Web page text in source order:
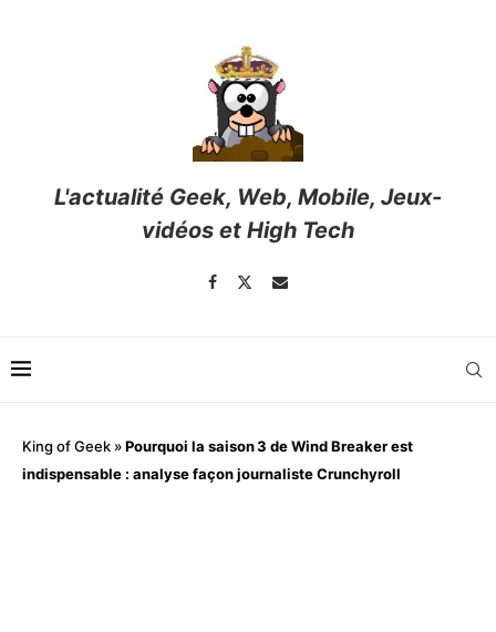
L'actualité Geek, Web, Mobile, Jeux-
vidéos et High Tech
King of Geek »Pourquoi la saison 3 de Wind Breaker est
indispensable : analyse façon journaliste Crunchyroll